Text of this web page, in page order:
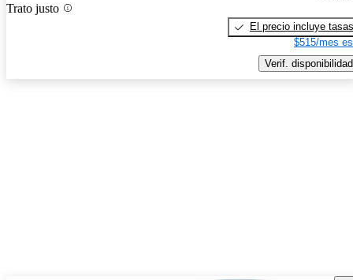
Trato justo
El precio incluye tasas
$515/mes
Verif. disponibilidad